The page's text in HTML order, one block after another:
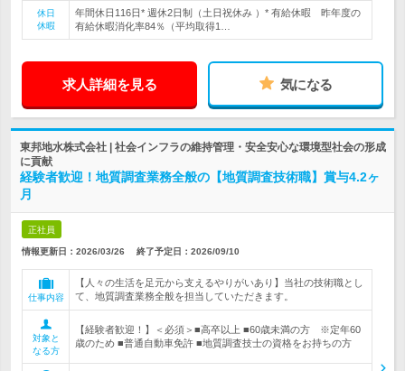
休日
休暇
年間休日116日* 週休2日制（土日祝休み ）* 有給休暇 昨年度の
有給休暇消化率84％（平均取得1…
求人詳細を見る 気になる
東邦地水株式会社 | 社会インフラの維持管理・安全安心な環境型社会の形成
に貢献
経験者歓迎！地質調査業務全般の【地質調査技術職】賞与4.2ヶ
月
正社員
情報更新日：2026/03/26 終了予定日： 2026/09/10
仕事内容
【人々の生活を足元から支えるやりがいあり】当社の技術職とし
て、地質調査業務全般を担当していただきます。
対象と
なる方
【経験者歓迎！】＜必須＞■高卒以上 ■60歳未満の方 ※定年60
歳のため ■普通自動車免許 ■地質調査技士の資格をお持ちの方